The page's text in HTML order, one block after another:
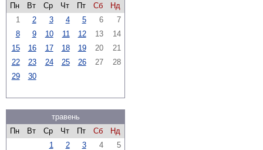
Пн
Вт Ср Чт Пт Сб
Нд
1
2 3 4 5 6
7
8
9 10 11 12 13
14
15
16 17 18 19 20
21
22
23 24 25 26 27
28
29
30
травень
Пн
Вт Ср Чт Пт Сб
Нд
1
2 3 4
5